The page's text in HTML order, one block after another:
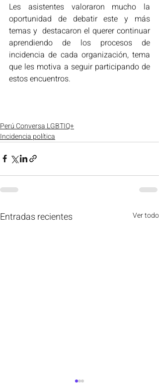
Les asistentes valoraron mucho la
oportunidad de debatir este y más
temas y  destacaron el querer continuar
aprendiendo de los procesos de
incidencia de cada organización, tema
que les motiva a seguir participando de
estos encuentros.
Perú Conversa LGBTIQ+
Incidencia política
Entradas recientes Ver todo